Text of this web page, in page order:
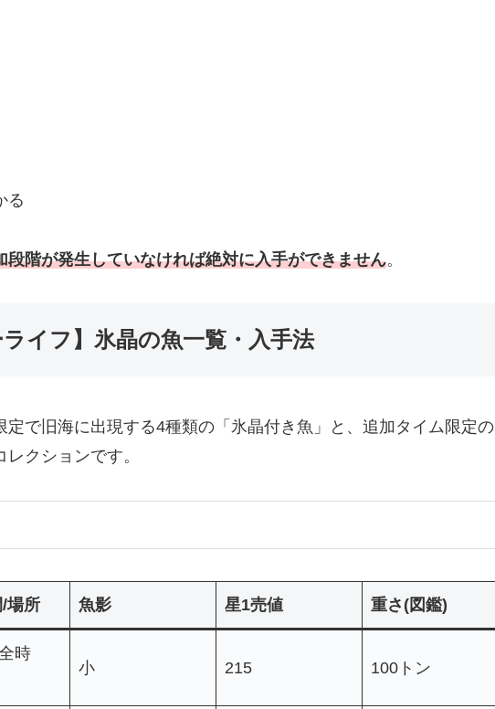
る
段階が発生していなければ絶対に入手ができません。
ライフ】氷晶の魚一覧・入手法
で旧海に出現する4種類の「氷晶付き魚」と、追加タイム限定の
クションです。
場所 魚影 星1売値 重さ(図鑑)
時
小 215 100トン​